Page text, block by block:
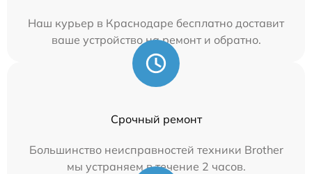
Наш курьер в Краснодаре бесплатно доставит
ваше устройство на ремонт и обратно.
Срочный ремонт
Большинство неисправностей техники Brother
мы устраняем в течение 2 часов.